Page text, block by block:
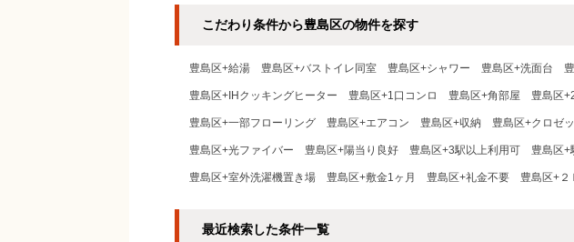
こだわり条件から豊島区の物件を探す
豊島区+給湯 豊島区+バストイレ同室 豊島区+シャワー 豊島区+洗面台
豊島区+IHクッキングヒーター 豊島区+1口コンロ 豊島区+角部屋 豊島区
豊島区+一部フローリング 豊島区+エアコン 豊島区+収納 豊島区+クロゼ
豊島区+光ファイバー 豊島区+陽当り良好 豊島区+3駅以上利用可 豊島区+
豊島区+室外洗濯機置き場 豊島区+敷金1ヶ月 豊島区+礼金不要 豊島区+２
最近検索した条件一覧